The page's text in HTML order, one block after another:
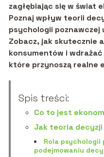
zagłębiając się w świat
Poznaj wpływ teorii
psychologii poznawczej
Zobacz, jak skutecznie
konsumentów i
które przynoszą realne
Spis treści:
Co to jest
Jak teoria
Rola psychologii
podejmowaniu